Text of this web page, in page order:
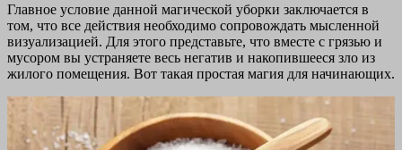
Главное условие данной магической уборки заключается в
том, что все действия необходимо сопровождать мысленной
визуализацией. Для этого представьте, что вместе с грязью и
мусором вы устраняете весь негатив и накопившееся зло из
жилого помещения. Вот такая простая магия для начинающих.